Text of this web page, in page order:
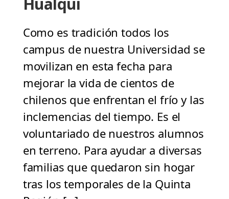
Como es tradición todos los
campus de nuestra Universidad se
movilizan en esta fecha para
mejorar la vida de cientos de
chilenos que enfrentan el frío y las
inclemencias del tiempo. Es el
voluntariado de nuestros alumnos
en terreno. Para ayudar a diversas
familias que quedaron sin hogar
tras los temporales de la Quinta